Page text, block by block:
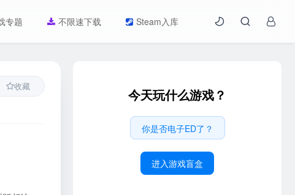
专题 不限速下载 Steam入库
收藏 今天玩什么游戏？
你是否电子ED了？
进入游戏盲盒